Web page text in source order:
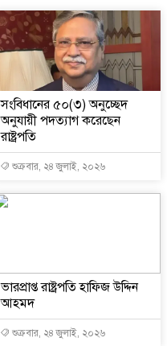
সংবিধানের ৫০(৩) অনুচ্ছেদ
অনুযায়ী পদত্যাগ করেছেন
রাষ্ট্রপতি
শুক্রবার, ২৪ জুলাই, ২০২৬
ভারপ্রাপ্ত রাষ্ট্রপতি হাফিজ উদ্দিন
আহমদ
শুক্রবার, ২৪ জুলাই, ২০২৬